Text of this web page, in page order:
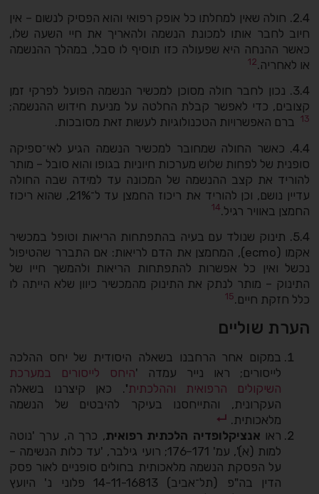
2.4. חולה שאין למחלתו כל אופק רפואי והוא הפסיק לנשום – אין
חיוב לחבר אותו למכונת הנשמה ולהאריך את חיי השעה שלו,
כאשר ההנחה היא שפעולה כזו תוסיף לו סבל, במהלך ההנשמה
או לאחריה.12
3.4. נכון לחבר חולה מסוכן למכשיר הנשמה הפועל לפרקי זמן
קצובים, כדי לאפשר קבלת החלטה על מניעת חידוש ההנשמה;
13 ברם האפשרויות הטכנולוגיות לעשות זאת מסובכות.
4.4. כאשר החולה שמחובר למכשיר הנשמה הגיע לאי־ספיקה
סופנית של לפחות שלוש מערכות חיוניות בגופו והוא סובל – מותר
להוריד את קצב ההנשמה של המכונה עד למידה שבה החולה
עדיין נושם, וכן להוריד את ריכוז החמצן עד ל־21%, שהוא ריכוז
החמצן באוויר רגיל.14
5.4. תינוק שנולד עם בעיה בהתפתחות הריאות וטופל במכשיר
אקמו (ecmo), המחמצן את הדם לריאות: אם התברר שהטיפול
נכשל ואין כל אפשרות להתפתחות הריאות ולהמשך חייו של
התינוק – מותר לנתק את התינוק מהמכשיר כיוון שלא הייתה לו
כלל חזקת חיים.15
הערת שוליים
במקום אחר הרחבנו בשאלה היסודית של יחס ההלכה
לייסורים; ראו נייר עמדה 'היחס לייסורים במערכת
השיקולים הרפואית וההלכתית'. כאן קיצרנו בשאלה
העקרונית, והתייחסנו בעיקר להיבטים של הנשמה
מלאכותית.
ראו אנציקלופדיה הלכתית רפואית, כרך ה, ערך 'נוטה
למות (א)', עמ' 171–176; רועי גילבר, 'עד כלות הנשימה –
על הפסקת הנשמה מלאכותית בחולים סופניים לאור פסק
הדין בה"פ (תל־אביב) 14-11-16813 פלוני נ' היועץ